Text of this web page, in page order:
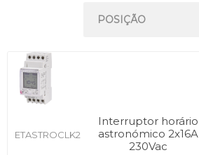
ETASTROCLK2
Interruptor horário
astronómico 2x16A
230Vac